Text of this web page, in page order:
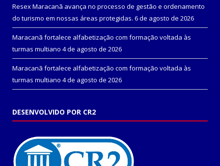
Resex Maracanã avança no processo de gestão e ordenamento
do turismo em nossas áreas protegidas. 6 de agosto de 2026
Maracanã fortalece alfabetização com formação voltada às
turmas multiano 4 de agosto de 2026
Maracanã fortalece alfabetização com formação voltada às
turmas multiano 4 de agosto de 2026
DESENVOLVIDO POR CR2